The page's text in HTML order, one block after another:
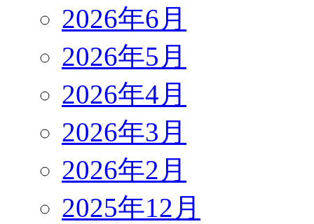
2026年6月
2026年5月
2026年4月
2026年3月
2026年2月
2025年12月